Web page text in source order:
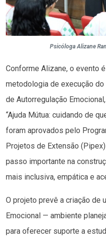
Psicóloga Alizane
Conforme Alizane, o evento
metodologia de execução
de Autorregulação
“Ajuda Mútua: cuidando de
foram aprovados pelo
Projetos de Extensão
passo importante na
mais inclusiva, empática e
O projeto prevê a criação de
Emocional — ambiente
para oferecer suporte a